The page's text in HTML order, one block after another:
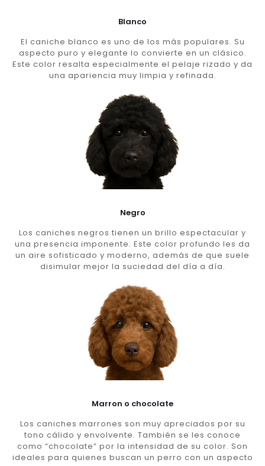
Blanco
El caniche blanco es uno de los más populares. Su
aspecto puro y elegante lo convierte en un clásico.
Este color resalta especialmente el pelaje rizado y da
una apariencia muy limpia y refinada.
Negro
Los caniches negros tienen un brillo espectacular y
una presencia imponente. Este color profundo les da
un aire sofisticado y moderno, además de que suele
disimular mejor la suciedad del día a día.
Marron o chocolate
Los caniches marrones son muy apreciados por su
tono cálido y envolvente. También se les conoce
como “chocolate” por la intensidad de su color. Son
ideales para quienes buscan un perro con un aspecto